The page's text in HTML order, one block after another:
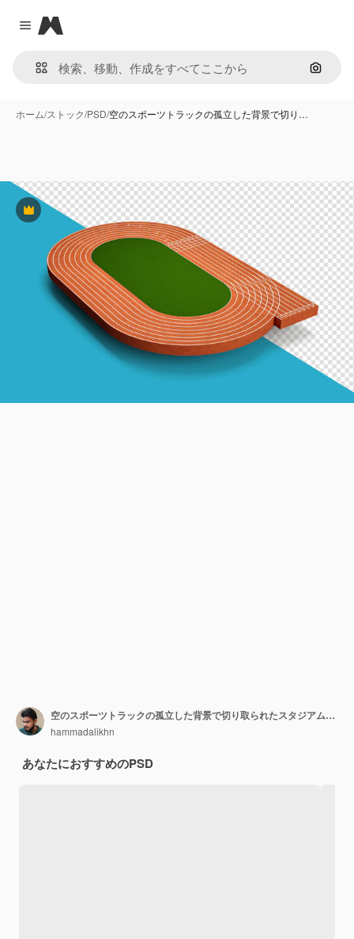
Close menu
Magnific
画像で
ホーム/ストック/PSD/空のスポーツトラックの孤立した背景で切り…
Premium
空のスポーツトラックの孤立した背景で切り取られたスタジアム断面のランニングトラック
hammadalikhn
あなたにおすすめのPSD